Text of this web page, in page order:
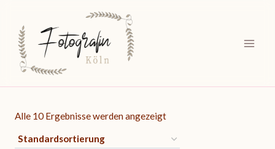
Inhalt
springen
Alle 10 Ergebnisse werden angezeigt